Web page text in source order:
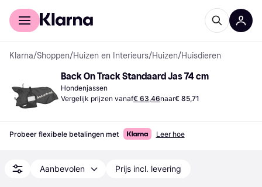
Voor shoppers
Klarna/Shoppen/Huizen en Interieurs/Huizen/Huisdieren
Back On Track Standaard Jas 74 cm
Hondenjassen
Vergelijk prijzen vanaf€ 63,46naar€ 85,71
Probeer flexibele betalingen met Leer hoe
Aanbevolen Prijs incl. levering